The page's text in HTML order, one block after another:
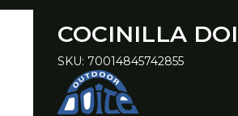
COCINILLA
SKU: 70014845742855